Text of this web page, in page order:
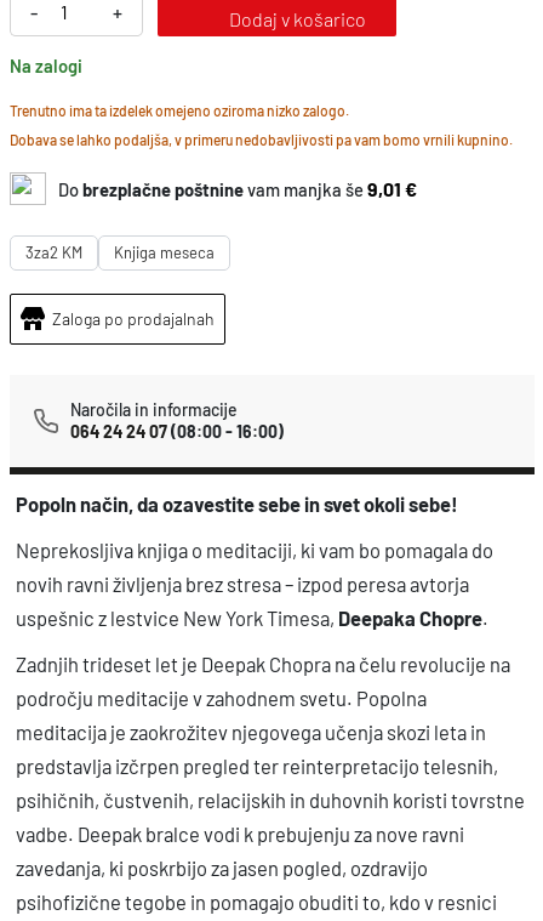
-
o
p
o
l
n
č
n
+ Dodaj v košarico
Na zalogi
Trenutno ima ta izdelek omejeno oziroma nizko zalogo.
Dobava se lahko podaljša, v primeru nedobavljivosti pa vam bomo vrnili kupnino.
Dobrezplačne poštninevam manjka še9,01 €
3za2 KM Knjiga meseca
Zaloga po prodajalnah
Naročila in informacije
064 24 24 07(08:00 - 16:00)
Popoln način, da ozavestite sebe in svet okoli sebe!
Neprekosljiva knjiga o meditaciji, ki vam bo pomagala do
novih ravni življenja brez stresa – izpod peresa avtorja
uspešnic z lestvice New York Timesa, Deepaka Chopre.
Zadnjih trideset let je Deepak Chopra na čelu revolucije na
področju meditacije v zahodnem svetu. Popolna
meditacija je zaokrožitev njegovega učenja skozi leta in
predstavlja izčrpen pregled ter reinterpretacijo telesnih,
psihičnih, čustvenih, relacijskih in duhovnih koristi tovrstne
vadbe. Deepak bralce vodi k prebujenju za nove ravni
zavedanja, ki poskrbijo za jasen pogled, ozdravijo
psihofizične tegobe in pomagajo obuditi to, kdo v resnici